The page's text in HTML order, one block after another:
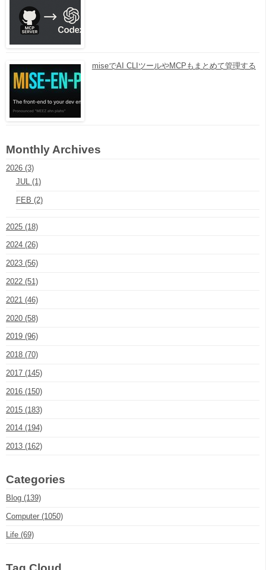
miseでAI CLIツールやMCPもまとめて管理する
Monthly Archives
2026 (3)
JUL (1)
FEB (2)
2025 (18)
2024 (26)
2023 (56)
2022 (51)
2021 (46)
2020 (58)
2019 (96)
2018 (70)
2017 (145)
2016 (150)
2015 (183)
2014 (194)
2013 (162)
Categories
Blog (139)
Computer (1050)
Life (69)